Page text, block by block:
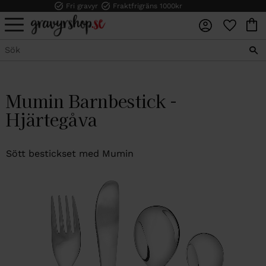
Meny
Fri gravyr Fraktfrigräns 1000kr
Mumin Barnbestick -
Hjärtegåva
Sött bestickset med Mumin